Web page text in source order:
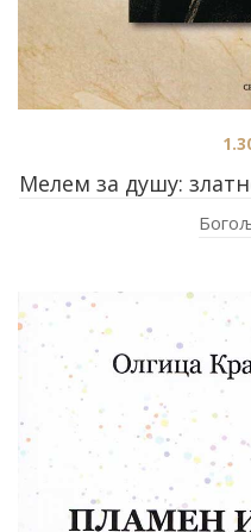
Мелем за душу: